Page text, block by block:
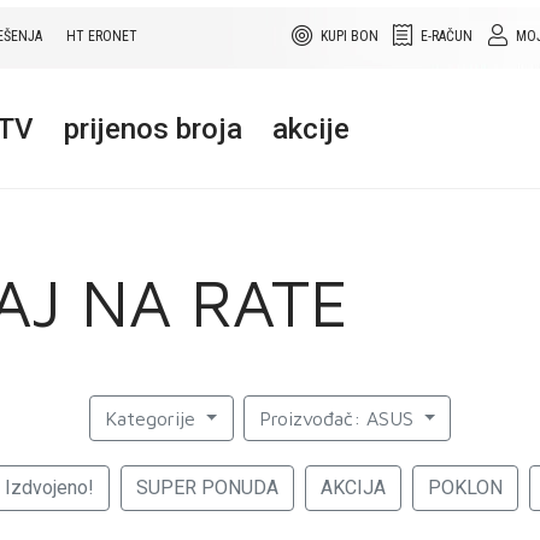
E-RAČUN
KUPI BON
HT ERONET
prijenos broja akcije
NA RATE
Kategorije Proizvođač: ASUS
Izdvojeno! SUPER PONUDA AKCIJA POKLON